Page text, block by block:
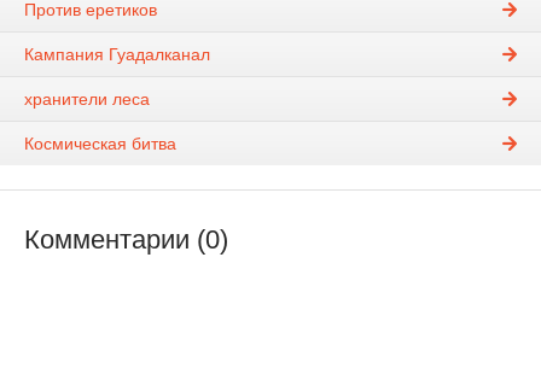
Против еретиков
Кампания Гуадалканал
хранители леса
Космическая битва
Комментарии (0)